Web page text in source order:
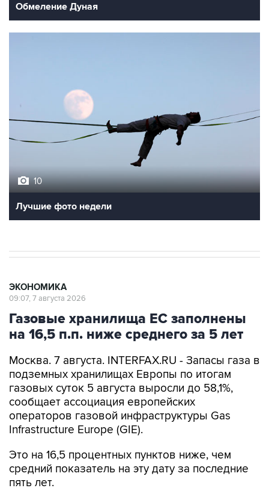
Обмеление Дуная
10
Лучшие фото недели
ЭКОНОМИКА
09:07, 7 августа 2026
Газовые хранилища ЕС заполнены
на 16,5 п.п. ниже среднего за 5 лет
Москва. 7 августа. INTERFAX.RU - Запасы газа в
подземных хранилищах Европы по итогам
газовых суток 5 августа выросли до 58,1%,
сообщает ассоциация европейских
операторов газовой инфраструктуры Gas
Infrastructure Europe (GIE).
Это на 16,5 процентных пунктов ниже, чем
средний показатель на эту дату за последние
пять лет.